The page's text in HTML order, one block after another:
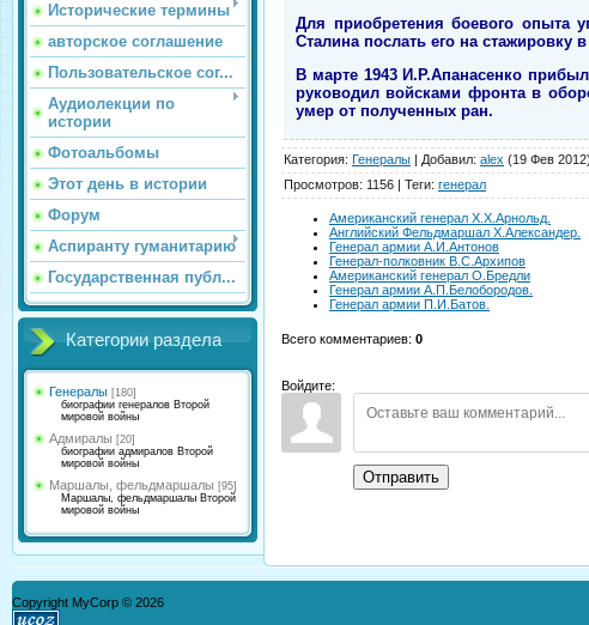
Исторические термины
авторское соглашение
Пользовательское сог...
Аудиолекции по
истории
Фотоальбомы
Этот день в истории
Форум
Аспиранту гуманитарию
Государственная публ...
Категории раздела
Генералы [180]
биографии генералов Второй
мировой войны
Адмиралы [20]
биографии адмиралов Второй
мировой войны
Маршалы, фельдмаршалы [95]
Маршалы, фельдмаршалы Второй
мировой войны
Для приобретения боевого опыта
Сталина послать его на
В марте 1943 И.Р.Апанасенко
руководил войсками фронта в
умер от полученных ран.
Категория: Генералы | Добавил: alex (19 Фев 2012)
Просмотров: 1156 | Теги: генерал
Американский генерал Х.Х.Арнольд.
Английский Фельдмаршал Х.Александер.
Генерал армии А.И.Антонов
Генерал-полковник В.С.Архипов
Американский генерал О.Бредли
Генерал армии А.П.Белобородов.
Генерал армии П.И.Батов.
Всего комментариев: 0
Войдите:
Отправить
Copyright MyCorp © 2026